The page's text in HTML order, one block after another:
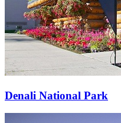
Denali National Park